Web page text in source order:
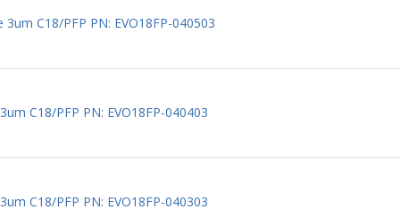
C18/PFP PN: EVO18FP-040503
C18/PFP PN: EVO18FP-040403
C18/PFP PN: EVO18FP-040303